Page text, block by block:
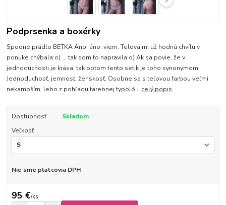
Podprsenka a boxérky
Spodné prádlo BETKA Áno, áno, viem. Telová mi už hodnú chvíľu v
ponuke chýbala:o) ... tak som to napravila:o) Ak sa povie, že v
jednoduchosti je krása, tak potom tento setik je toho synonymom.
Jednoduchosť, jemnosť, ženskosť. Osobne sa s telovou farbou veľmi
nekamoším, lebo z pohľadu farebnej typoló... celý popis
Dostupnosť
Skladom
Veľkosť
Nie sme platcovia DPH
95 €/ks